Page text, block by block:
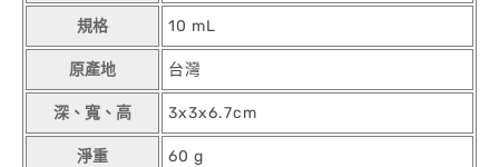
規格 10 mL
原產地 台灣
深、寬、高 3x3x6.7cm
淨重 60 g